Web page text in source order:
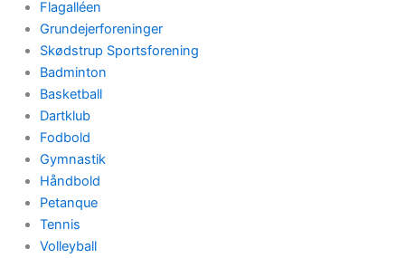
Flagalléen
Grundejerforeninger
Skødstrup Sportsforening
Badminton
Basketball
Dartklub
Fodbold
Gymnastik
Håndbold
Petanque
Tennis
Volleyball